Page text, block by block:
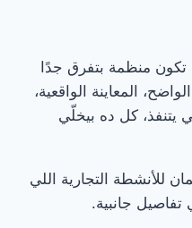
تكون منظمة بتفرق جدًا
المعاينة الواقعية،
يتنفذ، كل ده بيخلّي
للأنشطة التجارية اللي
جانبية.